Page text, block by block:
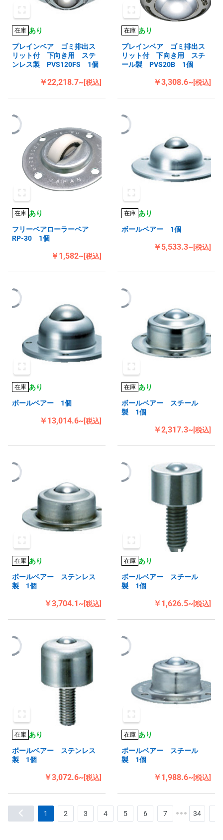
在庫 あり
プレインベア ゴミ排出ス
リット付 下向き用 ステ
ンレス製 PVS120FS 1個
￥22,218.7~[税込]
在庫 あり
プレインベア ゴミ排出ス
リット付 下向き用 スチ
ール製 PVS20B 1個
￥3,308.6~[税込]
在庫 あり
フリーベアローラーベア
RP-30 1個
￥1,582~[税込]
在庫 あり
ボールベアー 1個
￥5,533.3~[税込]
在庫 あり
ボールベアー 1個
￥13,014.6~[税込]
在庫 あり
ボールベアー スチール
製 1個
￥2,317.3~[税込]
在庫 あり
ボールベアー ステンレス
製 1個
￥3,704.1~[税込]
在庫 あり
ボールベアー スチール
製 1個
￥1,626.5~[税込]
在庫 あり
ボールベアー ステンレス
製 1個
￥3,072.6~[税込]
在庫 あり
ボールベアー スチール
製 1個
￥1,988.6~[税込]
1 2 3 4 5 6 7 34